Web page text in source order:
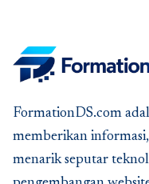
FormationDS.com
memberikan
menarik seputar